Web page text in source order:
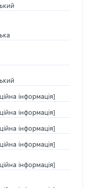
інформація]
інформація]
інформація]
інформація]
інформація]